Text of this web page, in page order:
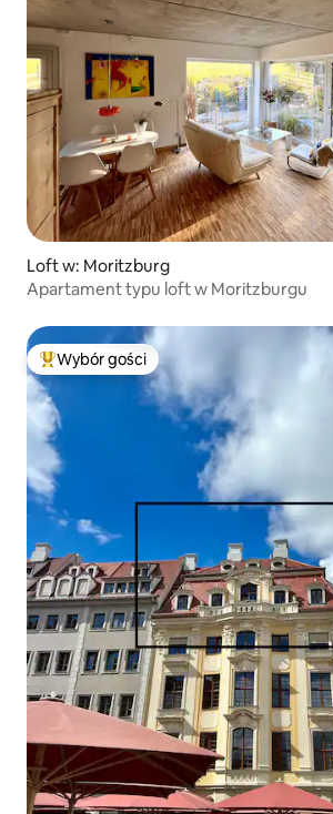
Loft w: Moritzburg
Apartament typu loft w Moritzburgu
Najpopularniejsze z kategorii Wybór gości
Wybór gości